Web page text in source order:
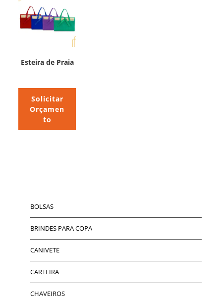
Esteira de Praia
Solicitar
Orçamen
to
BOLSAS
BRINDES PARA COPA
CANIVETE
CARTEIRA
CHAVEIROS